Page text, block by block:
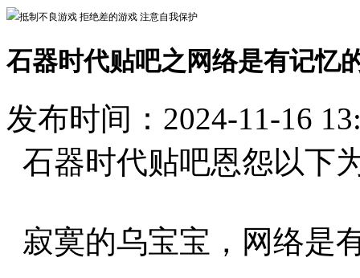
抵制不良游戏 拒绝差的游戏 注意自我保护
石器时代贴吧之网络是有记忆
发布时间：2024-11-16
石器时代贴吧恩怨以下
寂寞的乌宝宝，网络是